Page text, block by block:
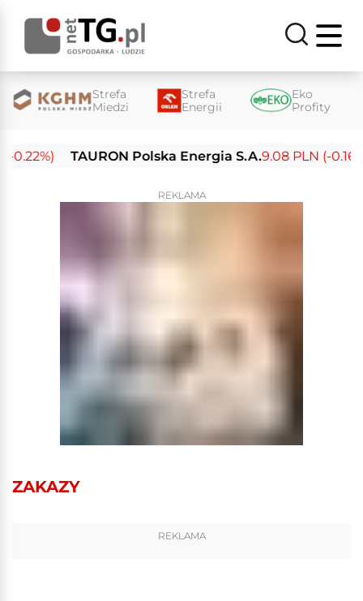
Strefa
Miedzi
Strefa
Energii
Eko
Profity
TAURON Polska Energia S.A.9.08 PLN (-0.16%)
REKLAMA
ZAKAZY
REKLAMA